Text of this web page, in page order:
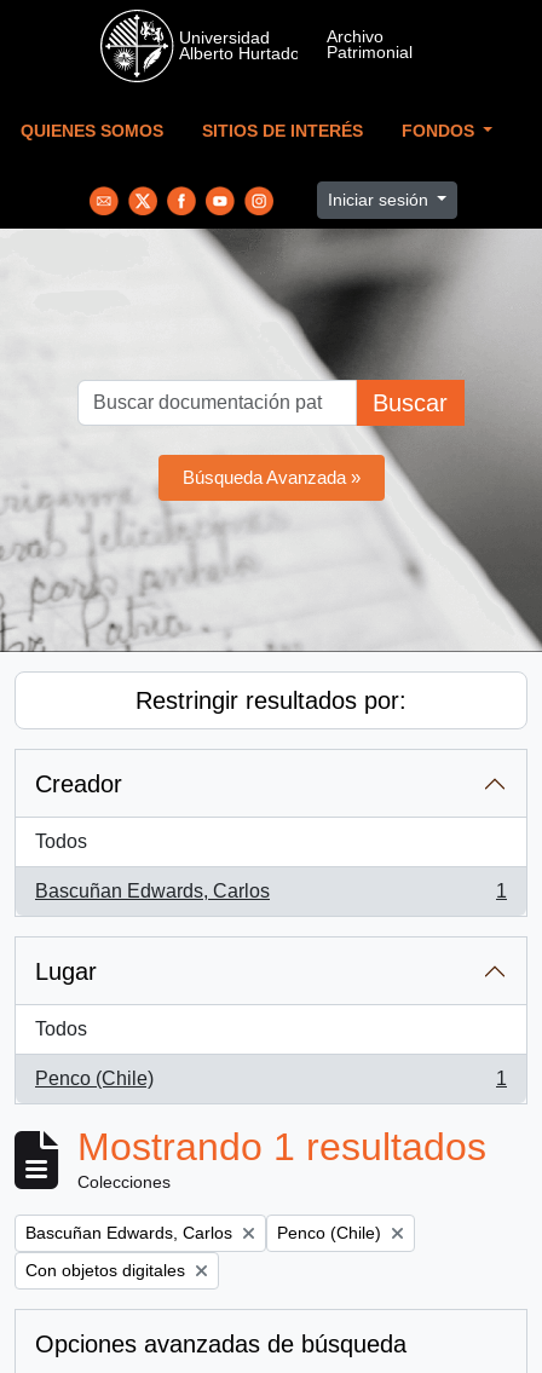
Skip to main content
QUIENES SOMOS SITIOS DE INTERÉS FONDOS
Iniciar sesión
Buscar
Búsqueda Avanzada »
Restringir resultados por:
Creador
Todos
Bascuñan Edwards, Carlos
, 1 resultados
1
Lugar
Todos
Penco (Chile)
, 1 resultados
1
Mostrando 1 resultados
Colecciones
Remove filter:
Bascuñan Edwards, Carlos Remove filter:
Penco (Chile)
Remove filter:
Con objetos digitales
Opciones avanzadas de búsqueda